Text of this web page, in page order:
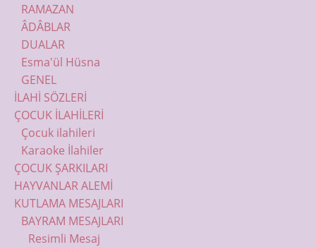
RAMAZAN
ÂDÂBLAR
DUALAR
Esma'ül Hüsna
GENEL
İLAHİ SÖZLERİ
ÇOCUK İLAHİLERİ
Çocuk ilahileri
Karaoke İlahiler
ÇOCUK ŞARKILARI
HAYVANLAR ALEMİ
KUTLAMA MESAJLARI
BAYRAM MESAJLARI
Resimli Mesaj